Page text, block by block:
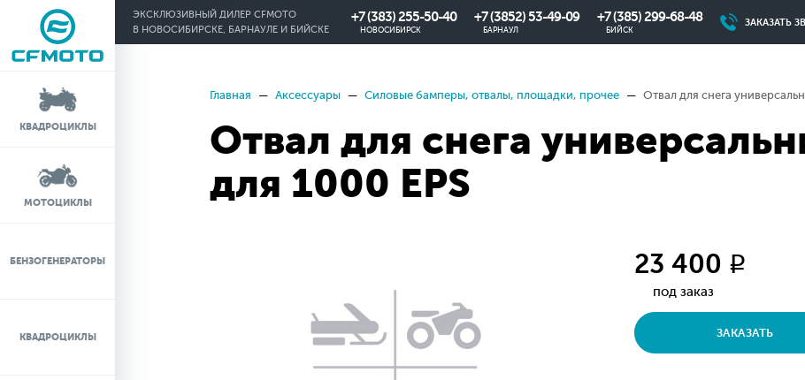
ЭКСКЛЮЗИВНЫЙ ДИЛЕР CFMOTO
В НОВОСИБИРСКЕ, БАРНАУЛЕ И БИЙСКЕ
+7 (383) 255-50-40
НОВОСИБИРСК
+7 (3852) 53-49-09
БАРНАУЛ
+7 (385) 299-68-48
БИЙСК
ЗАКАЗАТЬ
КВАДРОЦИКЛЫ
МОТОЦИКЛЫ
БЕНЗОГЕНЕРАТОРЫ
КВАДРОЦИКЛЫ
0%
IN
Главная Аксессуары Силовые бамперы, отвалы, площадки, прочее Отвал для снега
Отвал для снега
для 1000 EPS
23 400 q
под заказ
ЗАКАЗАТЬ